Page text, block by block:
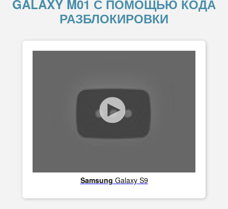
GALAXY M01 С ПОМОЩЬЮ КОДА
РАЗБЛОКИРОВКИ
Samsung Galaxy S9